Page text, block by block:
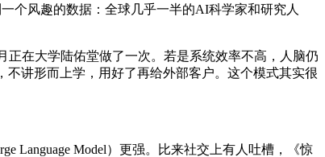
个风趣的数据：全球几乎一半的AI科学家和研究人
在大学陆佑堂做了一次。若是系统效率不高，人脑仍
讲形而上学，用好了再给外部客户。这个模式其实很
Model）更强。比来社交上有人吐槽，《惊